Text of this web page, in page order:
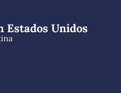
Estados Unidos